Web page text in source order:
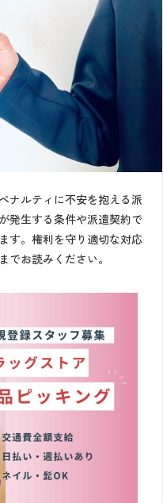
ナルティに不安を抱える派
発生する条件や派遣契約で
す。権利を守り適切な対応
でお読みください。